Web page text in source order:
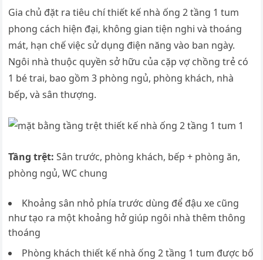
Gia chủ đặt ra tiêu chí thiết kế nhà ống 2 tầng 1 tum
phong cách hiện đại, không gian tiện nghi và thoáng
mát, hạn chế việc sử dụng điện năng vào ban ngày.
Ngôi nhà thuộc quyền sở hữu của cặp vợ chồng trẻ có
1 bé trai, bao gồm 3 phòng ngủ, phòng khách, nhà
bếp, và sân thượng.
Tầng trệt:Sân trước, phòng khách, bếp + phòng ăn,
phòng ngủ, WC chung
Khoảng sân nhỏ phía trước dùng để đậu xe cũng
như tạo ra một khoảng hở giúp ngôi nhà thêm thông
thoáng
Phòng khách thiết kế nhà ống 2 tầng 1 tum được bố